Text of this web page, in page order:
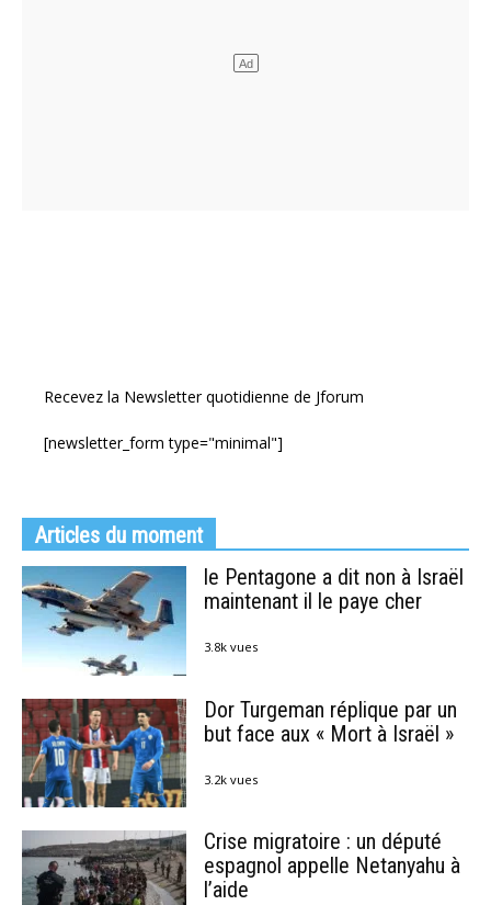
Recevez la Newsletter quotidienne de Jforum
[newsletter_form type="minimal"]
Articles du moment
le Pentagone a dit non à Israël
maintenant il le paye cher
3.8k vues
Dor Turgeman réplique par un
but face aux « Mort à Israël »
3.2k vues
Crise migratoire : un député
espagnol appelle Netanyahu à
l’aide